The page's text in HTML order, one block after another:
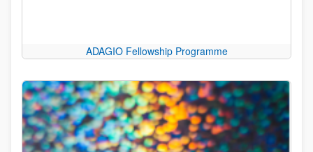
ADAGIO Fellowship Programme